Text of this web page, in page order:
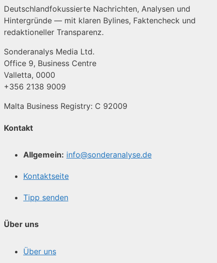
Deutschlandfokussierte Nachrichten, Analysen und
Hintergründe — mit klaren Bylines, Faktencheck und
redaktioneller Transparenz.
Sonderanalys Media Ltd.
Office 9, Business Centre
Valletta, 0000
+356 2138 9009
Malta Business Registry: C 92009
Kontakt
Allgemein: info@sonderanalyse.de
Kontaktseite
Tipp senden
Über uns
Über uns